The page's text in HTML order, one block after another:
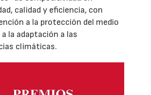
calidad y eficiencia, con
a la protección del medio
la adaptación a las
climáticas.